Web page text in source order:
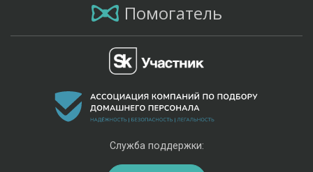
Помогатель
Служба поддержки: